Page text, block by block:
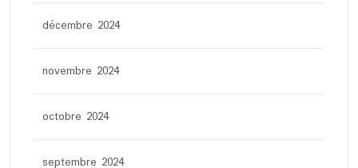
décembre 2024
novembre 2024
octobre 2024
septembre 2024